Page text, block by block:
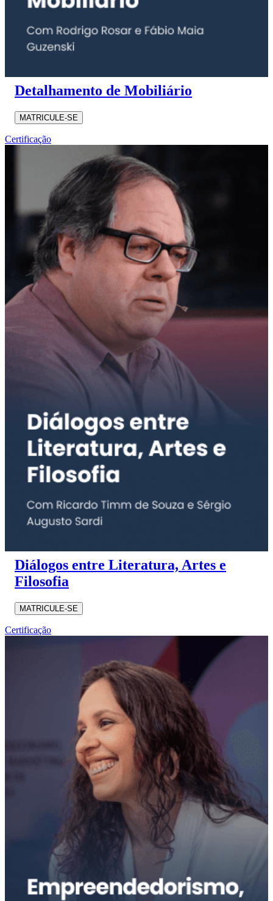
Detalhamento de Mobiliário
MATRICULE-SE
Certificação
Diálogos entre Literatura, Artes e
Filosofia
MATRICULE-SE
Certificação